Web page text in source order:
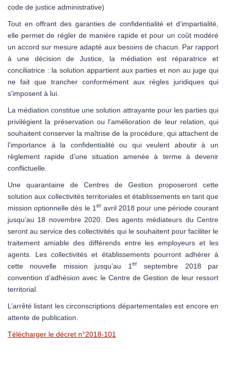
code de justice administrative)
Tout en offrant des garanties de confidentialité et d’impartialité,
elle permet de régler de manière rapide et pour un coût modéré
un accord sur mesure adapté aux besoins de chacun. Par rapport
à une décision de Justice, la médiation est réparatrice et
conciliatrice : la solution appartient aux parties et non au juge qui
ne fait que trancher conformément aux règles juridiques qui
s’imposent à lui.
La médiation constitue une solution attrayante pour les parties qui
privilégient la préservation ou l’amélioration de leur relation, qui
souhaitent conserver la maîtrise de la procédure, qui attachent de
l’importance à la confidentialité ou qui veulent aboutir à un
règlement rapide d’une situation amenée à terme à devenir
conflictuelle.
Une quarantaine de Centres de Gestion proposeront cette
solution aux collectivités territoriales et établissements en tant que
mission optionnelle dès le 1 eravril 2018 pour une période courant
jusqu’au 18 novembre 2020. Des agents médiateurs du Centre
seront au service des collectivités qui le souhaitent pour faciliter le
traitement amiable des différends entre les employeurs et les
agents. Les collectivités et établissements pourront adhérer à
cette nouvelle mission jusqu’au 1 erseptembre 2018 par
convention d’adhésion avec le Centre de Gestion de leur ressort
territorial.
L’arrêté listant les circonscriptions départementales est encore en
attente de publication.
Télécharger le décret n°2018-101